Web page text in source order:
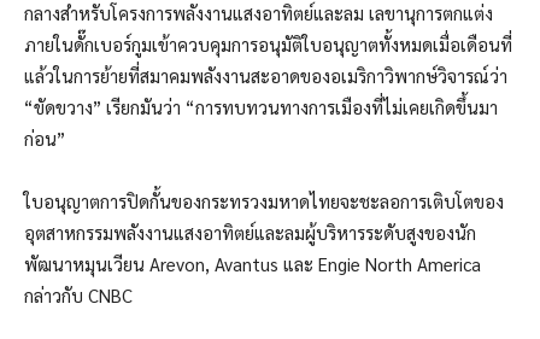
กลางสำหรับโครงการพลังงานแสงอาทิตย์และลม เลขานุการตกแต่ง
ภายในดั๊กเบอร์กูมเข้าควบคุมการอนุมัติใบอนุญาตทั้งหมดเมื่อเดือนที่
แล้วในการย้ายที่สมาคมพลังงานสะอาดของอเมริกาวิพากษ์วิจารณ์ว่า
“ขัดขวาง” เรียกมันว่า “การทบทวนทางการเมืองที่ไม่เคยเกิดขึ้นมา
ก่อน”
ใบอนุญาตการปิดกั้นของกระทรวงมหาดไทยจะชะลอการเติบโตของ
อุตสาหกรรมพลังงานแสงอาทิตย์และลมผู้บริหารระดับสูงของนัก
พัฒนาหมุนเวียน Arevon, Avantus และ Engie North America
กล่าวกับ CNBC